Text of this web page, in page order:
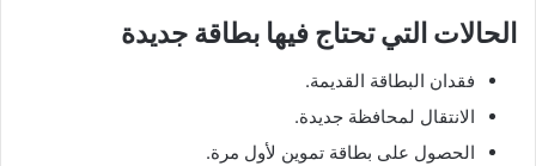
الحالات التي تحتاج فيها بطاقة جديدة
فقدان البطاقة القديمة.
الانتقال لمحافظة جديدة.
الحصول على بطاقة تموين لأول مرة.